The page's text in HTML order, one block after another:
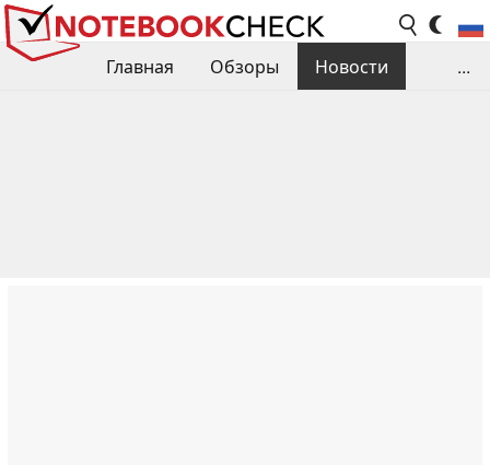
Главная Обзоры
Новости
...